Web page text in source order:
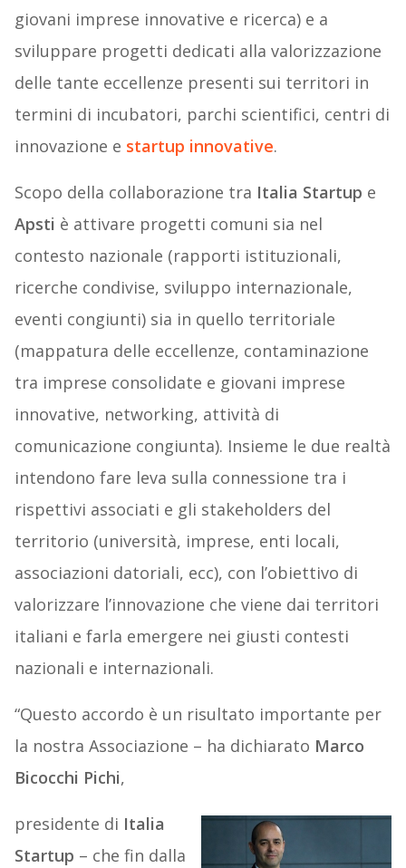
giovani imprese innovative e ricerca) e a
sviluppare progetti dedicati alla valorizzazione
delle tante eccellenze presenti sui territori in
termini di incubatori, parchi scientifici, centri di
innovazione e startup innovative.
Scopo della collaborazione tra Italia Startup e
Apsti è attivare progetti comuni sia nel
contesto nazionale (rapporti istituzionali,
ricerche condivise, sviluppo internazionale,
eventi congiunti) sia in quello territoriale
(mappatura delle eccellenze, contaminazione
tra imprese consolidate e giovani imprese
innovative, networking, attività di
comunicazione congiunta). Insieme le due realtà
intendono fare leva sulla connessione tra i
rispettivi associati e gli stakeholders del
territorio (università, imprese, enti locali,
associazioni datoriali, ecc), con l’obiettivo di
valorizzare l’innovazione che viene dai territori
italiani e farla emergere nei giusti contesti
nazionali e internazionali.
“Questo accordo è un risultato importante per
la nostra Associazione – ha dichiarato Marco
Bicocchi Pichi,
presidente di Italia
Startup – che fin dalla